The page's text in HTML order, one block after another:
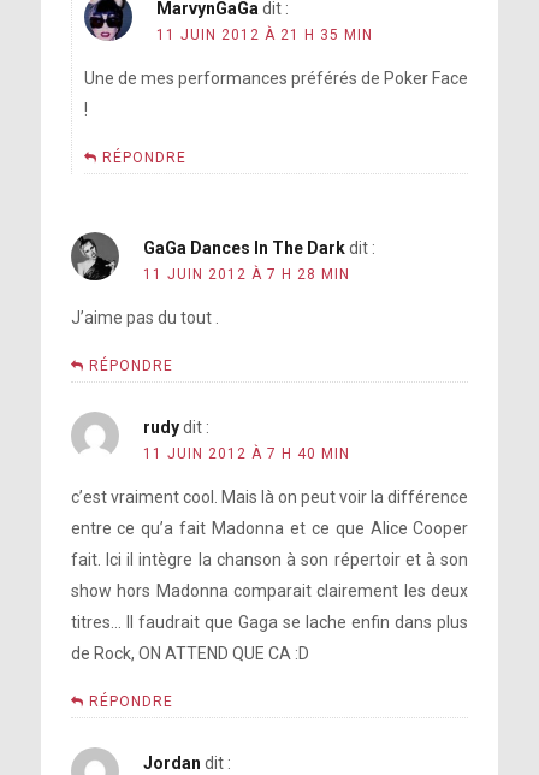
MarvynGaGa dit :
11 JUIN 2012 À 21 H 35 MIN
Une de mes performances préférés de Poker Face
!
RÉPONDRE
GaGa Dances In The Dark dit :
11 JUIN 2012 À 7 H 28 MIN
J’aime pas du tout .
RÉPONDRE
rudy dit :
11 JUIN 2012 À 7 H 40 MIN
c’est vraiment cool. Mais là on peut voir la différence
entre ce qu’a fait Madonna et ce que Alice Cooper
fait. Ici il intègre la chanson à son répertoir et à son
show hors Madonna comparait clairement les deux
titres… Il faudrait que Gaga se lache enfin dans plus
de Rock, ON ATTEND QUE CA :D
RÉPONDRE
Jordan dit :